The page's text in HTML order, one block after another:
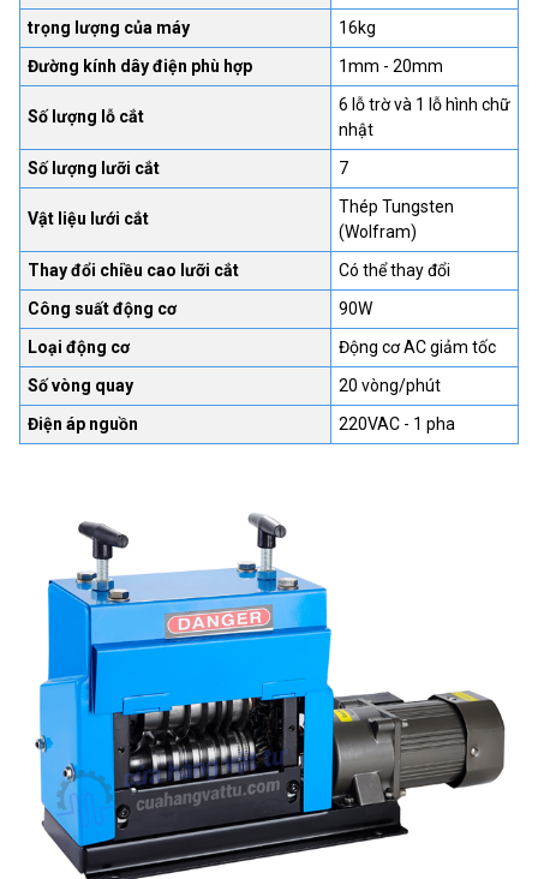
trọng lượng của máy
16kg
Đường kính dây điện phù hợp
1mm - 20mm
Số lượng lỗ cắt
6 lỗ trờ và 1 lỗ hình chữ
nhật
Số lượng lưỡi cắt
7
Vật liệu lưới cắt
Thép Tungsten
(Wolfram)
Thay đổi chiều cao lưỡi cắt
Có thể thay đổi
Công suất động cơ
90W
Loại động cơ
Động cơ AC giảm tốc
Số vòng quay
20 vòng/phút
Điện áp nguồn
220VAC - 1 pha